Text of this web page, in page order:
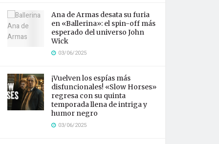
Ana de Armas desata su furia
en «Ballerina»: el spin-off más
esperado del universo John
Wick
03/06/2025
¡Vuelven los espías más
disfuncionales! «Slow Horses»
regresa con su quinta
temporada llena de intriga y
humor negro
03/06/2025